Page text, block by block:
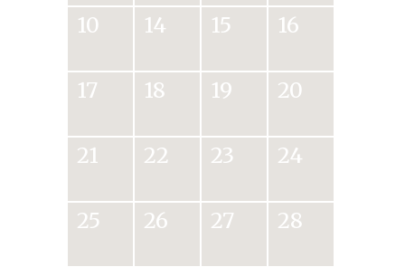
10 14 15 16
17 18 19 20
21 22 23 24
25 26 27 28